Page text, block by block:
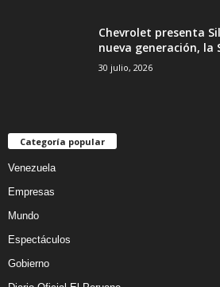
Chevrolet presenta
nueva generación, la
30 julio, 2026
Categoría popular
Venezuela
Empresas
Mundo
Espectáculos
Gobierno